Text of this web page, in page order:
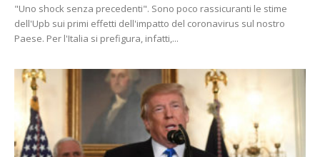
"Uno shock senza precedenti". Sono poco rassicuranti le stime
dell'Upb sui primi effetti dell'impatto del coronavirus sul nostro
Paese. Per l'Italia si prefigura, infatti,...